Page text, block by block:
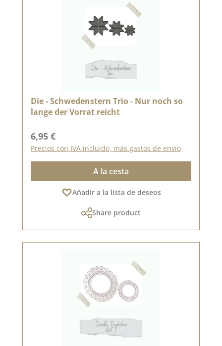
Die - Schwedenstern Trio - Nur noch so
lange der Vorrat reicht
Precio normal:
6,95 €
Precios con IVA incluido, más gastos de envío
A la cesta
Añadir a la lista de deseos
Share product